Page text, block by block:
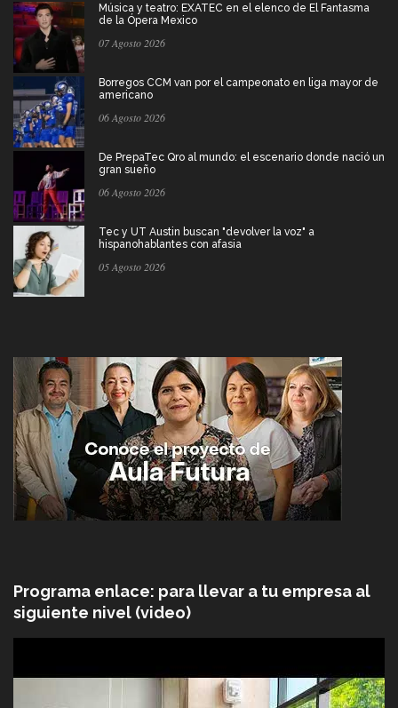
Música y teatro: EXATEC en el elenco de El Fantasma
de la Ópera Mexico
07 Agosto 2026
Borregos CCM van por el campeonato en liga mayor de
americano
06 Agosto 2026
De PrepaTec Qro al mundo: el escenario donde nació un
gran sueño
06 Agosto 2026
Tec y UT Austin buscan "devolver la voz" a
hispanohablantes con afasia
05 Agosto 2026
Programa enlace: para llevar a tu empresa al
siguiente nivel (video)